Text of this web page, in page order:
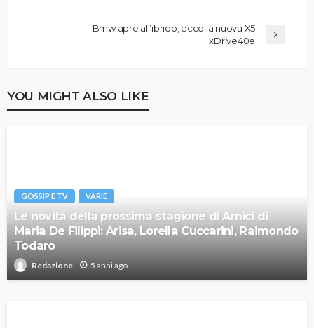
Bmw apre all’ibrido, ecco la nuova X5
xDrive40e
YOU MIGHT ALSO LIKE
GOSSIP E TV VARIE
Le novità della prossima stagione di Amici di
Maria De Filippi: Arisa, Lorella Cuccarini, Raimondo
Todaro
Redazione 5 anni ago